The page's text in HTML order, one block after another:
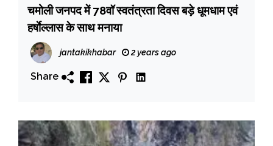
चमोली जनपद में 78वॉ स्वतंत्रता दिवस बड़े धूमधाम एवं
हर्षाेल्लास के साथ मनाया
jantakikhabar 2 years ago
Share